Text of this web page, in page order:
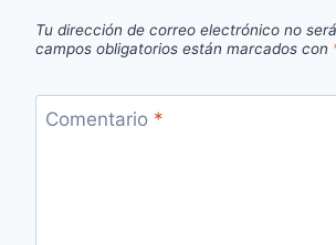
Tu dirección de correo electrónico no
campos obligatorios están marcados con
Comentario *